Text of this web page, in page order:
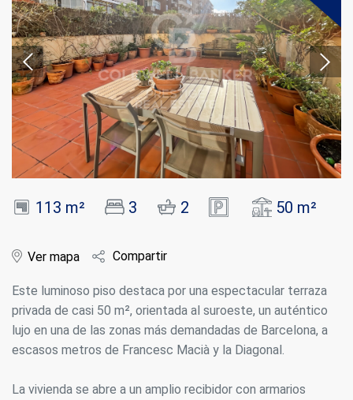
113 m² 3 2 50 m²
Ver mapa Compartir
Este luminoso piso destaca por una espectacular terraza
privada de casi 50 m², orientada al suroeste, un auténtico
lujo en una de las zonas más demandadas de Barcelona, a
escasos metros de Francesc Macià y la Diagonal.
La vivienda se abre a un amplio recibidor con armarios